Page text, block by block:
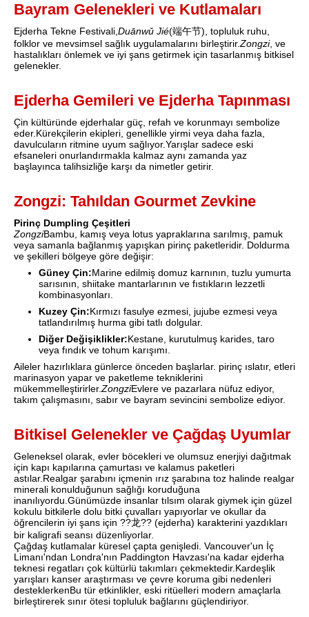
Bayram Gelenekleri ve Kutlamaları
Ejderha Tekne Festivali, Duānwǔ Jié(端午节), topluluk ruhu,
folklor ve mevsimsel sağlık uygulamalarını birleştirir.Zongzi, ve
hastalıkları önlemek ve iyi şans getirmek için tasarlanmış bitkisel
gelenekler.
Ejderha Gemileri ve Ejderha Tapınması
Çin kültüründe ejderhalar güç, refah ve korunmayı sembolize
eder.Kürekçilerin ekipleri, genellikle yirmi veya daha fazla,
davulcuların ritmine uyum sağlıyor.Yarışlar sadece eski
efsaneleri onurlandırmakla kalmaz aynı zamanda yaz
başlayınca talihsizliğe karşı da nimetler getirir.
Zongzi: Tahıldan Gourmet Zevkine
Pirinç Dumpling Çeşitleri
ZongziBambu, kamış veya lotus yapraklarına sarılmış, pamuk
veya samanla bağlanmış yapışkan pirinç paketleridir. Doldurma
ve şekilleri bölgeye göre değişir:
Güney Çin:Marine edilmiş domuz karnının, tuzlu yumurta
sarısının, shiitake mantarlarının ve fıstıkların lezzetli
kombinasyonları.
Kuzey Çin:Kırmızı fasulye ezmesi, jujube ezmesi veya
tatlandırılmış hurma gibi tatlı dolgular.
Diğer Değişiklikler:Kestane, kurutulmuş karides, taro
veya fındık ve tohum karışımı.
Aileler hazırlıklara günlerce önceden başlarlar. pirinç ıslatır, etleri
marinasyon yapar ve paketleme tekniklerini
mükemmelleştirirler.ZongziEvlere ve pazarlara nüfuz ediyor,
takım çalışmasını, sabır ve bayram sevincini sembolize ediyor.
Bitkisel Gelenekler ve Çağdaş Uyumlar
Geleneksel olarak, evler böcekleri ve olumsuz enerjiyi dağıtmak
için kapı kapılarına çamurtası ve kalamus paketleri
astılar.Realgar şarabını içmenin ırız şarabına toz halinde realgar
minerali konulduğunun sağlığı koruduğuna
inanılıyordu.Günümüzde insanlar tılsım olarak giymek için güzel
kokulu bitkilerle dolu bitki çuvalları yapıyorlar ve okullar da
öğrencilerin iyi şans için ??龙?? (ejderha) karakterini yazdıkları
bir kaligrafi seansı düzenliyorlar.
Çağdaş kutlamalar küresel çapta genişledi. Vancouver'un İç
Limanı'ndan Londra'nın Paddington Havzası'na kadar ejderha
teknesi regatları çok kültürlü takımları çekmektedir.Kardeşlik
yarışları kanser araştırması ve çevre koruma gibi nedenleri
desteklerkenBu tür etkinlikler, eski ritüelleri modern amaçlarla
birleştirerek sınır ötesi topluluk bağlarını güçlendiriyor.